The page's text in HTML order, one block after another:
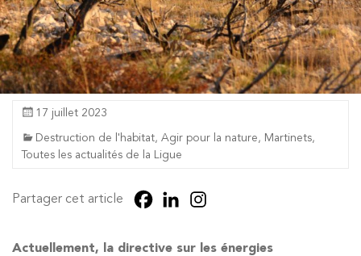
17 juillet 2023
Destruction de l'habitat, Agir pour la nature, Martinets,
Toutes les actualités de la Ligue
Partager cet article
Actuellement, la directive sur les énergies